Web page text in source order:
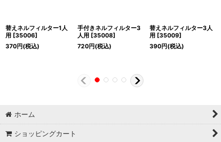
替えネルフィルター1人
用 [35006]
370円(税込)
手付きネルフィルター3
人用 [35008]
720円(税込)
替えネルフィルター3人
用 [35009]
390円(税込)
ホーム
ショッピングカート